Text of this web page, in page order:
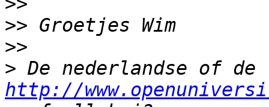
>>
>>
>
http://